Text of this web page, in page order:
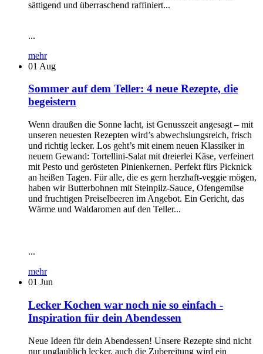
sättigend und überraschend raffiniert...
...
mehr
01 Aug
Sommer auf dem Teller: 4 neue Rezepte, die
begeistern
Wenn draußen die Sonne lacht, ist Genusszeit angesagt – mit
unseren neuesten Rezepten wird’s abwechslungsreich, frisch
und richtig lecker. Los geht’s mit einem neuen Klassiker in
neuem Gewand: Tortellini-Salat mit dreierlei Käse, verfeinert
mit Pesto und gerösteten Pinienkernen. Perfekt fürs Picknick
an heißen Tagen. Für alle, die es gern herzhaft-veggie mögen,
haben wir Butterbohnen mit Steinpilz-Sauce, Ofengemüse
und fruchtigen Preiselbeeren im Angebot. Ein Gericht, das
Wärme und Waldaromen auf den Teller...
...
mehr
01 Jun
Lecker Kochen war noch nie so einfach -
Inspiration für dein Abendessen
Neue Ideen für dein Abendessen! Unsere Rezepte sind nicht
nur unglaublich lecker, auch die Zubereitung wird ein